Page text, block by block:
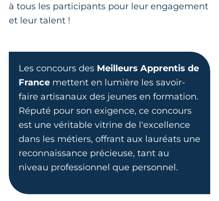
à tous les participants pour leur engagement
et leur talent !
Les concours des Meilleurs Apprentis de
France mettent en lumière les savoir-
faire artisanaux des jeunes en formation.
Réputé pour son exigence, ce concours
est une véritable vitrine de l’excellence
dans les métiers, offrant aux lauréats une
reconnaissance précieuse, tant au
niveau professionnel que personnel.